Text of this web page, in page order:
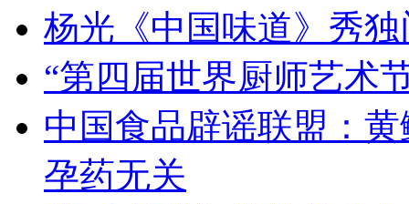
杨光《中国味道》秀
“第四届世界厨师艺术
中国食品辟谣联盟：
孕药无关